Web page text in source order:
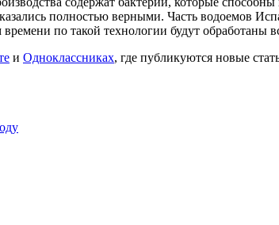
полностью верными. Часть водоемов
по такой технологии будут обработаны
и Одноклассниках, где публикуются новые